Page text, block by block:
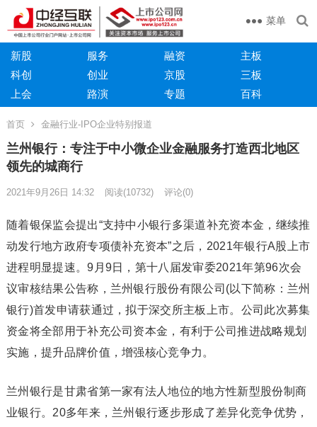
菜单
新股 服务 融资
主板
科创
创业 京股
三板
上会
路演 专题 百科
首页 金融行业-IPO企业特别报道
兰州银行：专注于中小微企业金融服务打造西北地区
领先的城商行
2021年9月26日 14:32 阅读(10732) 评论(0)
随着银保监会提出“支持中小银行多渠道补充资本金，继续推
动发行地方政府专项债补充资本”之后，2021年银行A股上市
进程明显提速。9月9日，第十八届发审委2021年第96次会
议审核结果公告称，兰州银行股份有限公司(以下简称：兰州
银行)首发申请获通过，拟于深交所主板上市。公司此次募集
资金将全部用于补充公司资本金，有利于公司推进战略规划
实施，提升品牌价值，增强核心竞争力。
兰州银行是甘肃省第一家有法人地位的地方性新型股份制商
业银行。20多年来，兰州银行逐步形成了差异化竞争优势，